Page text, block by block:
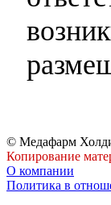
© Медафарм
Копирование
О компании
Политика в